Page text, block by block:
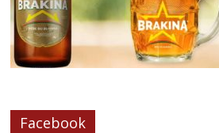
Facebook